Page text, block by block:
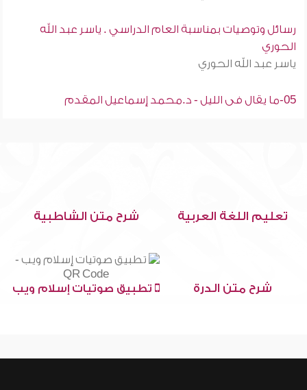
رسائل وتوصيات بمناسبة العام الدراسي . ياسر عبد الله
الحوري
ياسر عبد الله الحوري
05-ما يقال فى الليل - د.محمد إسماعيل المقدم
تعليم اللغة العربية شرح متن الشاطبية
شرح متن الدرة تطبيق صوتيات إسلام ويب